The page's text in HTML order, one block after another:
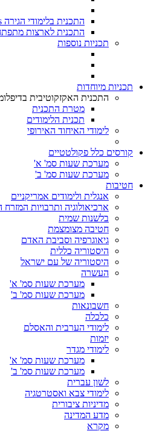
התכנית בלימודי הגירה MA in Migration Studies​
התכנית לארצות
תכניות נוספות
תכניות מיוחדות
התכנית האקזקוטיבית
מטרת התכנית
תכנית הלימודים
לימודי האיחוד האירופי
קורסים כלל פקולטטיים
מערכת שעות סמ' א'
מערכת שעות סמ' ב'
חטיבות
אנגלית ולימודים אמריקניים
ארכיאולוגיה ותרבויות המזרח
בלשנות שמית
חטיבה מצומצמת
גיאוגרפיה וסביבת האדם
היסטוריה כללית
היסטוריה של עם ישראל
העשרה
מערכת שעות סמ' א'
מערכת שעות סמ' ב'
חשבונאות
כלכלה
לימודי הערבית והאסלם
יזמות
לימודי מגדר
מערכת שעות סמ' א'
מערכת שעות סמ' ב'
לשון עברית
לימודי צבא ואסטרטגיה
מדיניות ציבורית
מדע המדינה
מקרא